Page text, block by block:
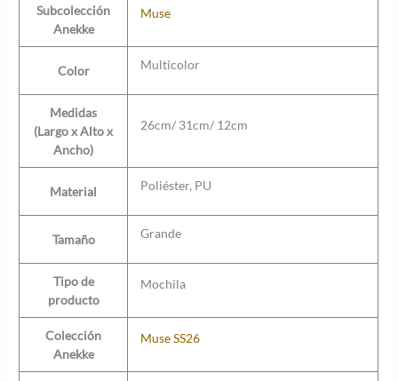
Subcolección
Anekke
Muse
Color Multicolor
Medidas
(Largo x Alto x
Ancho)
26cm/ 31cm/ 12cm
Material Poliéster, PU
Tamaño Grande
Tipo de
producto
Mochila
Colección
Anekke
Muse SS26